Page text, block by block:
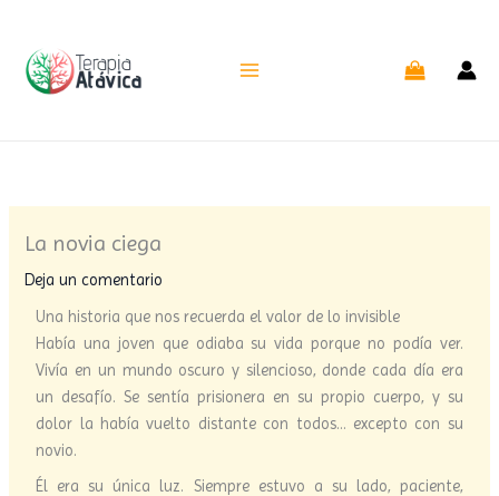
contenido
La novia ciega
Deja un comentario
Una historia que nos recuerda el valor de lo invisible
Había una joven que odiaba su vida porque no podía ver.
Vivía en un mundo oscuro y silencioso, donde cada día era
un desafío. Se sentía prisionera en su propio cuerpo, y su
dolor la había vuelto distante con todos… excepto con su
novio.
Él era su única luz. Siempre estuvo a su lado, paciente,